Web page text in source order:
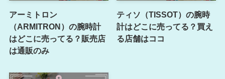
アーミトロン
（ARMITRON）の腕時計
はどこに売ってる？販売店
は通販のみ
ティソ（TISSOT）の腕時
計はどこに売ってる？買え
る店舗はココ